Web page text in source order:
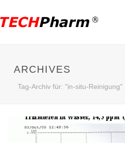
ARCHIVES
Tag-Archiv für: "in-situ-Reinigung"